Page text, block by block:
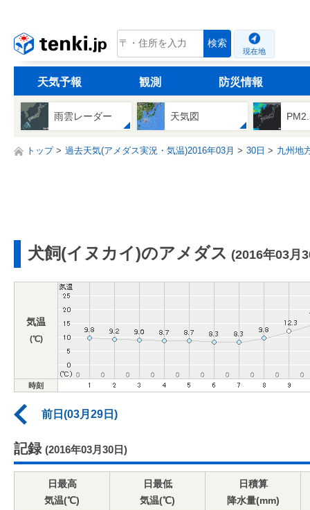
tenki.jp 検索
現在地
天気予報 観測 防災情報
雨雲レーダー 天気図
トップ 過去天気(アメダス実況・気温)2016年03月 30日 九州地
犬飼(イヌカイ)のアメダス (2016年03月
気温
(℃)
時刻
前日(03月29日)
記録 (2016年03月30日)
日最高
気温(℃)
日最低
気温(℃)
日積算
降水量(mm)